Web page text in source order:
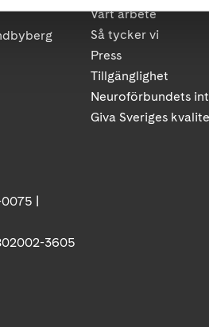
0075 |
3605
Vårt arbete
Så tycker vi
Press
Tillgänglighet
Neuroförbundets
Giva Sveriges